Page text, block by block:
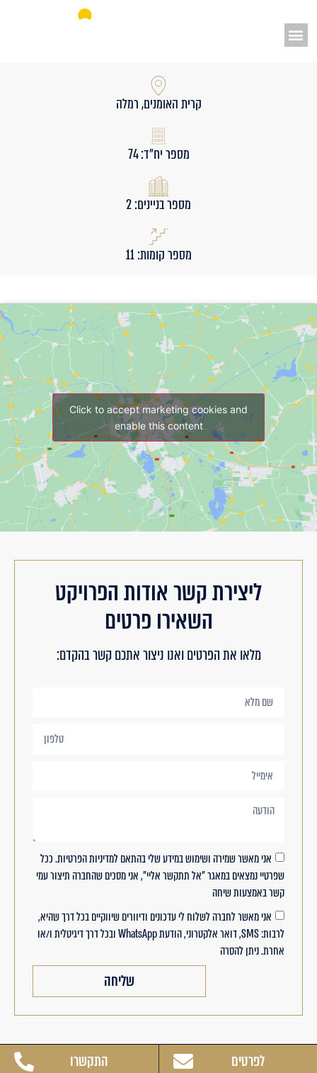
קרית האומנים, רמלה
מספר יח״ד: 74
מספר בניינים: 2
מספר קומות: 11
Click to accept marketing cookies and
enable this content
ליצירת קשר אודות הפרויקט
השאירו פרטים
מלאו את הפרטים ואנו ניצור אתכם קשר בהקדם:
אני מאשר שמירה ושימוש במידע שלי בהתאם למדיניות הפרטיות. ככל
שפרטיי נמצאים במאגר "אל תתקשר אליי", אני מסכים שהחברה תיצור עמי
קשר באמצעות שיחה
אני מאשר לחברה לשלוח לי עדכונים ודיוורים שיווקיים בכל דרך שהיא,
לרבות: SMS, דואר אלקטרוני, הודעת WhatsApp ובכל דרך דיגיטלית ו/או
אחרת. ניתן להסרה
שליחה
לפרטים התקשרו